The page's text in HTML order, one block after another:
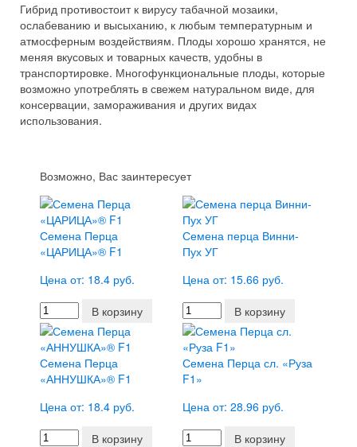
Гибрид противостоит к вирусу табачной мозаики,
ослабеванию и высыханию, к любым температурным и
атмосферным воздействиям. Плоды хорошо хранятся, не
меняя вкусовых и товарных качеств, удобны в
транспортировке. Многофункциональные плоды, которые
возможно употреблять в свежем натуральном виде, для
консервации, замораживания и других видах
использования.
Возможно, Вас заинтересует
Семена Перца
«ЦАРИЦА»® F1
Цена от: 18.4 руб.
В корзину
Семена перца Винни-
Пух УГ
Цена от: 15.66 руб.
В корзину
Семена Перца
«АННУШКА»® F1
Цена от: 18.4 руб.
В корзину
Семена Перца сл. «Руза
F1»
Цена от: 28.96 руб.
В корзину